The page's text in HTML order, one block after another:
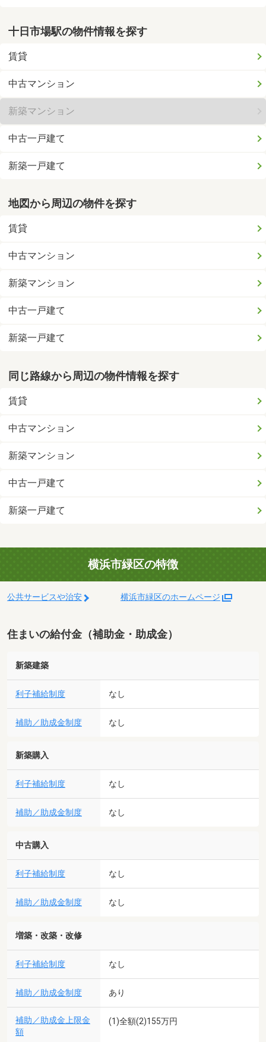
十日市場駅の物件情報を探す
賃貸
中古マンション
新築マンション
中古一戸建て
新築一戸建て
地図から周辺の物件を探す
賃貸
中古マンション
新築マンション
中古一戸建て
新築一戸建て
同じ路線から周辺の物件情報を探す
賃貸
中古マンション
新築マンション
中古一戸建て
新築一戸建て
横浜市緑区の特徴
公共サービスや治安 横浜市緑区のホームページ
住まいの給付金（補助金・助成金）
新築建築
利子補給制度 なし
補助／助成金制度 なし
新築購入
利子補給制度 なし
補助／助成金制度 なし
中古購入
利子補給制度 なし
補助／助成金制度 なし
増築・改築・改修
利子補給制度 なし
補助／助成金制度 あり
補助／助成金上限金
額
(1)全額(2)155万円